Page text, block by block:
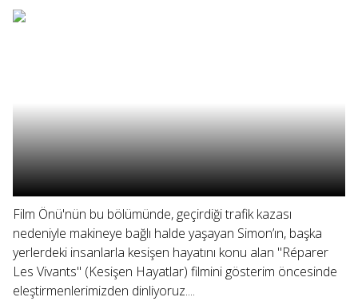
Film Önü'nün bu bölümünde, geçirdiği trafik kazası
nedeniyle makineye bağlı halde yaşayan Simon’ın, başka
yerlerdeki insanlarla kesişen hayatını konu alan "Réparer
Les Vivants" (Kesişen Hayatlar) filmini gösterim öncesinde
eleştirmenlerimizden dinliyoruz....